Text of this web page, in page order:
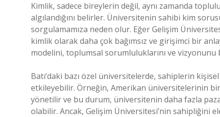
Kimlik, sadece bireylerin değil, aynı zamanda
algılandığını belirler. Üniversitenin sahibi kim
sorgulamamıza neden olur. Eğer Gelişim
kimlik olarak daha çok bağımsız ve girişimci bir
modelini, toplumsal sorumluluklarını ve vizyonunu
Batı’daki bazı özel üniversitelerde, sahiplerin
etkileyebilir. Örneğin, Amerikan üniversitelerinin
yönetilir ve bu durum, üniversitenin daha fazla
olabilir. Ancak, Gelişim Üniversitesi’nin sahipliğini